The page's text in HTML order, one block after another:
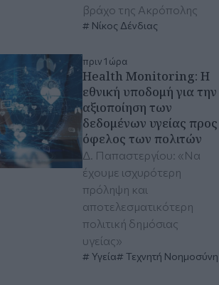
βράχο της Ακρόπολης
Νίκος Δένδιας
πριν 1 ώρα
Health Monitoring: Η
εθνική υποδομή για την
αξιοποίηση των
δεδομένων υγείας προς
όφελος των πολιτών
Δ. Παπαστεργίου: «Να
έχουμε ισχυρότερη
πρόληψη και
αποτελεσματικότερη
πολιτική δημόσιας
υγείας»
Υγεία Τεχνητή Νοημοσύνη